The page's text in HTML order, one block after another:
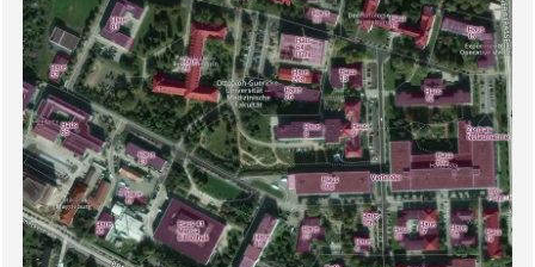
Sicherheitsabfrage: